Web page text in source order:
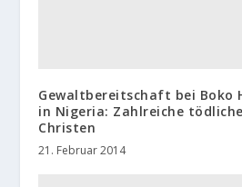
Gewaltbereitschaft bei Boko
in Nigeria: Zahlreiche
Christen
21. Februar 2014